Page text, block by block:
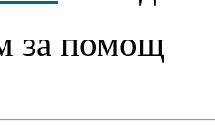
за помощ